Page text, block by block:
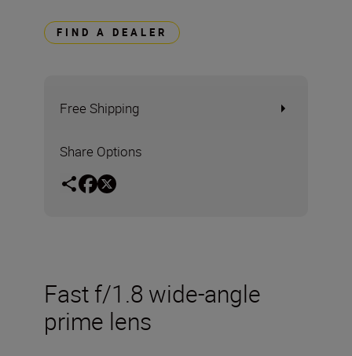
FIND A DEALER
Free Shipping
Share Options
Fast f/1.8 wide-angle
prime lens